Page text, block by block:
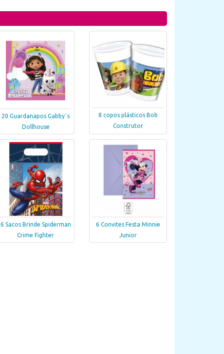
20 Guardanapos Gabby´s
Dollhouse
8 copos plásticos Bob
Construtor
6 Sacos Brinde Spiderman
Crime Fighter
6 Convites Festa Minnie
Junior